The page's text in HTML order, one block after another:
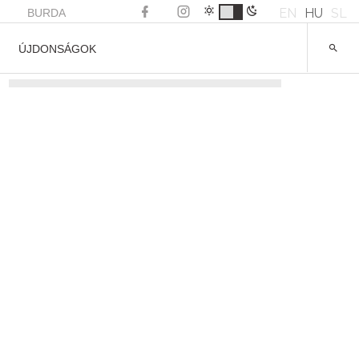
BURDA EN HU SL
ÚJDONSÁGOK